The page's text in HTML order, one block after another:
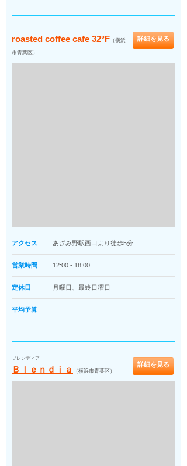
roasted coffee cafe 32°F （横浜
市青葉区）
詳細を見る
アクセス あざみ野駅西口より徒歩5分
営業時間 12:00 - 18:00
定休日 月曜日、最終日曜日
平均予算
ブレンディア
Ｂｌｅｎｄｉａ （横浜市青葉区）
詳細を見る